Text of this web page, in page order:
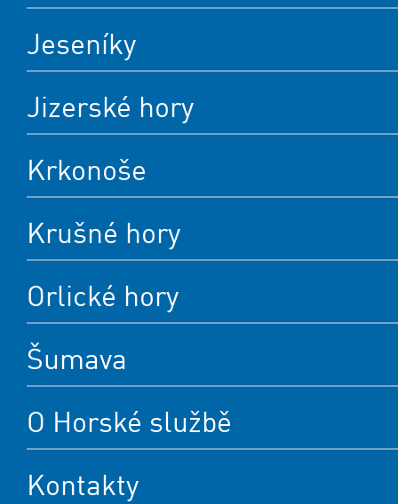
Jeseníky
Jizerské hory
Krkonoše
Krušné hory
Orlické hory
Šumava
O Horské službě
Kontakty